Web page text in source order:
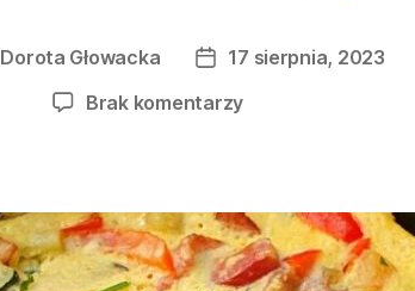
Dorota Głowacka
17 sierpnia, 2023
Brak komentarzy